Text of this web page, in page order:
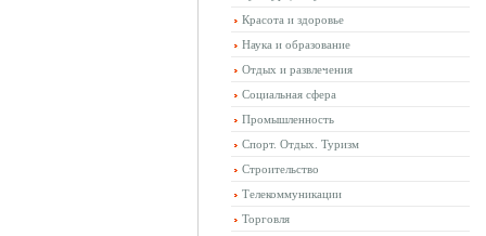
Красота и здоровье
Наука и образование
Отдых и развлечения
Социальная сфера
Промышленность
Спорт. Отдых. Туризм
Строительство
Телекоммуникации
Торговля